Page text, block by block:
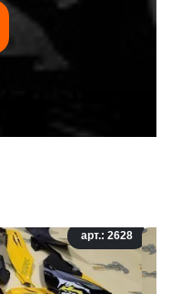
арт.: 2628